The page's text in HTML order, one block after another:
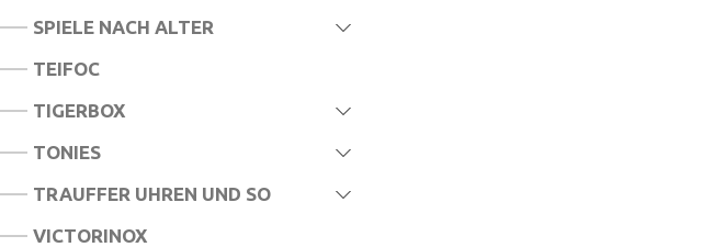
SPIELE NACH ALTER
TEIFOC
TIGERBOX
TONIES
TRAUFFER UHREN UND SO
VICTORINOX